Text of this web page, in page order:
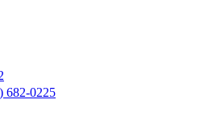
682-0225